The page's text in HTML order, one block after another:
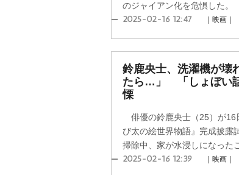
のジャイアン化を危惧した。
2025-02-16 12:47 ｜映画｜
鈴鹿央士、洗濯機が壊
たら…」 「しょぼい
慄
俳優の鈴鹿央士（25）が16
び太の絵世界物語』完成披露
掃除中、家が水浸しになった
2025-02-16 12:39 ｜映画｜